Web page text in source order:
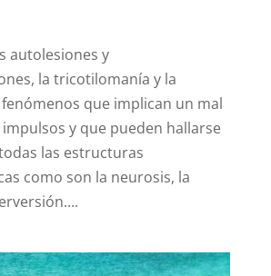
autolesiones y
la tricotilomanía y la
que implican un mal
y que pueden hallarse
las estructuras
como son la neurosis, la